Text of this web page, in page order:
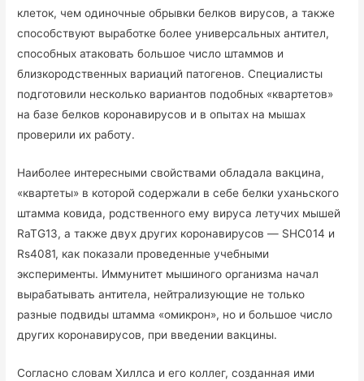
клеток, чем одиночные обрывки белков вирусов, а также
способствуют выработке более универсальных антител,
способных атаковать большое число штаммов и
близкородственных вариаций патогенов. Специалисты
подготовили несколько вариантов подобных «квартетов»
на базе белков коронавирусов и в опытах на мышах
проверили их работу.
Наиболее интересными свойствами обладала вакцина,
«квартеты» в которой содержали в себе белки уханьского
штамма ковида, родственного ему вируса летучих мышей
RaTG13, а также двух других коронавирусов — SHC014 и
Rs4081, как показали проведенные учебными
эксперименты. Иммунитет мышиного организма начал
вырабатывать антитела, нейтрализующие не только
разные подвиды штамма «омикрон», но и большое число
других коронавирусов, при введении вакцины.
Согласно словам Хиллса и его коллег, созданная ими